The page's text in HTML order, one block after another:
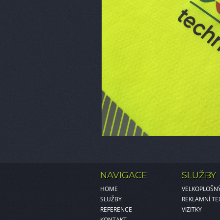
NAVIGACE
HOME
SLUŽBY
REFERENCE
SLUŽBY
REKLAMNÍ
VIZITKY